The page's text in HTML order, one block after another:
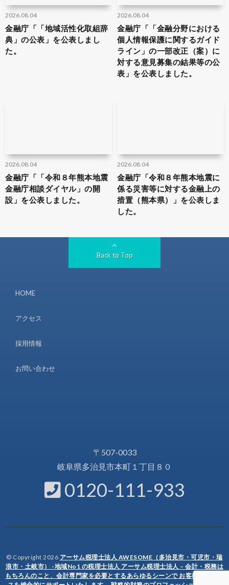
2026.08.04
金融庁「「地域活性化取組辞
典」の公表」を公表しまし
た。
2026.08.04
金融庁「「金融分野における
個人情報保護に関するガイド
ライン」の一部改正（案）に
対する意見募集の結果等の公
表」を公表しました。
2026.08.04
金融庁「「令和８年熊本地震
金融庁相談ダイヤル」の開
設」を公表しました。
2026.08.04
金融庁「令和８年熊本地震に
係る災害等に対する金融上の
措置（熊本県）」を公表しま
した。
Back to Top
HOME
アクセス
採用情報
お問い合わせ
〒507-0033
岐阜県多治見市本町１丁目８０
0120-111-933
© Copyright 2026 アーサム税理士法人 AWESOME（多治見市・可児市・瑞
浪市・土岐市） -地域No1 の税理士法人 アーサム税理士法人 – 会計・税務は
もちろんのこと、会計専門家を必要とするあらゆるシーンで お客様のビジネ